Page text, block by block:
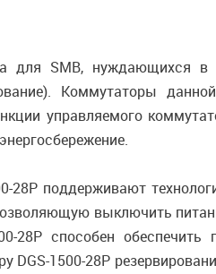
для SMB, нуждающихся
Коммутаторы
управляемого
поддерживают
выключить
28P способен
1500-28P